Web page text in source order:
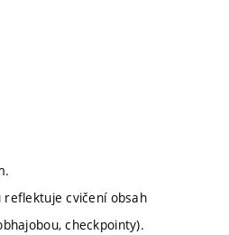
cvičení obsah
checkpointy).